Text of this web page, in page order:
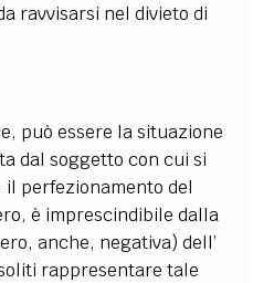
ravvisarsi nel divieto di
può essere la situazione
dal soggetto con cui si
perfezionamento del
è imprescindibile dalla
anche, negativa) dell’
rappresentare tale